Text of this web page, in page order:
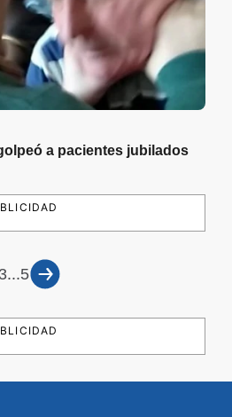
a pacientes jubilados
3...5